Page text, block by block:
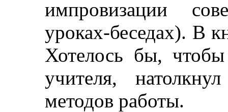
импровизации
уроках-беседах). В
Хотелось бы, чтобы
учителя,
методов работы.